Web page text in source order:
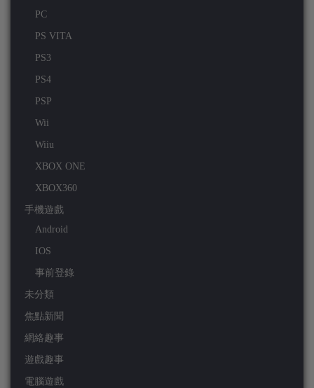
PC
PS VITA
PS3
PS4
PSP
Wii
Wiiu
XBOX ONE
XBOX360
手機遊戲
Android
IOS
事前登錄
未分類
焦點新聞
網絡趣事
遊戲趣事
電腦遊戲